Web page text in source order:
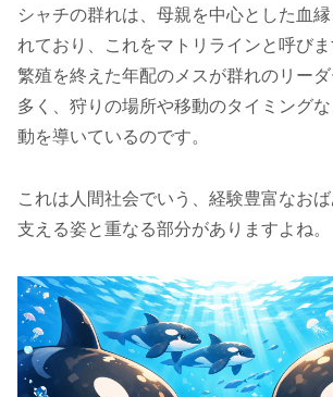
シャチの群れは、母親を中心とした血
れており、これをマトリラインと呼びま
繁殖を終えた年配のメスが群れのリー
多く、狩りの場所や移動のタイミング
動を導いているのです。
これは人間社会でいう、経験豊富なお
支える姿と重なる部分がありますよね。